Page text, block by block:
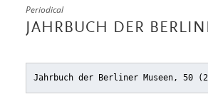
Periodical
JAHRBUCH DER
Jahrbuch der Berliner Museen, 50